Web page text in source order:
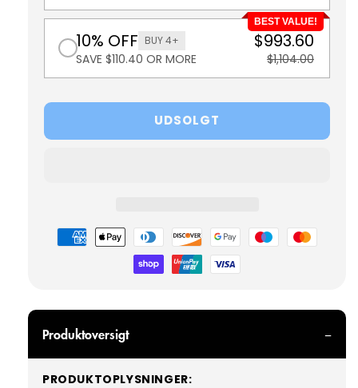
BEST VALUE!
10% OFF BUY 4+
SAVE $110.40 OR MORE
$993.60
$1,104.00
UDSOLGT
Betalingsmetoder
Produktoversigt
PRODUKTOPLYSNINGER: